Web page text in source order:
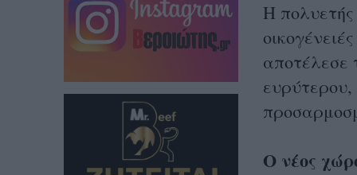
Η πολυετής
αποτέλεσε
Ο νέος